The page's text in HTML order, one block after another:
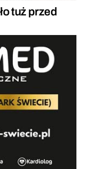
tuż przed